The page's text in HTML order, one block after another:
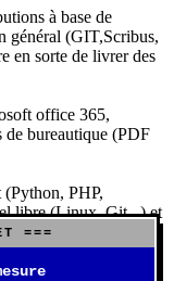
à base de
général (GIT,Scribus,
en sorte de livrer des
office 365,
bureautique (PDF
(Python, PHP,
libre (Linux, Git...) et
Uno, Scrabble...),
===